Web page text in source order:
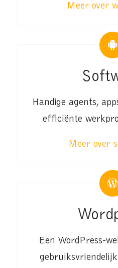
Meer over
Handige agents,
efficiënte
Meer over
Een WordPress-